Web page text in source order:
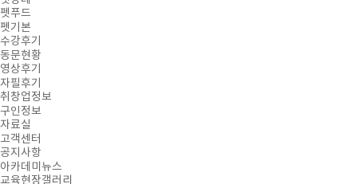
펫푸드
펫기본
수강후기
동문현황
영상후기
자필후기
취창업정보
구인정보
자료실
고객센터
공지사항
아카데미뉴스
교육현장갤러리